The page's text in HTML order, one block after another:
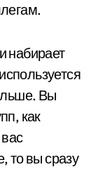
набирает
Вы
как
то вы сразу